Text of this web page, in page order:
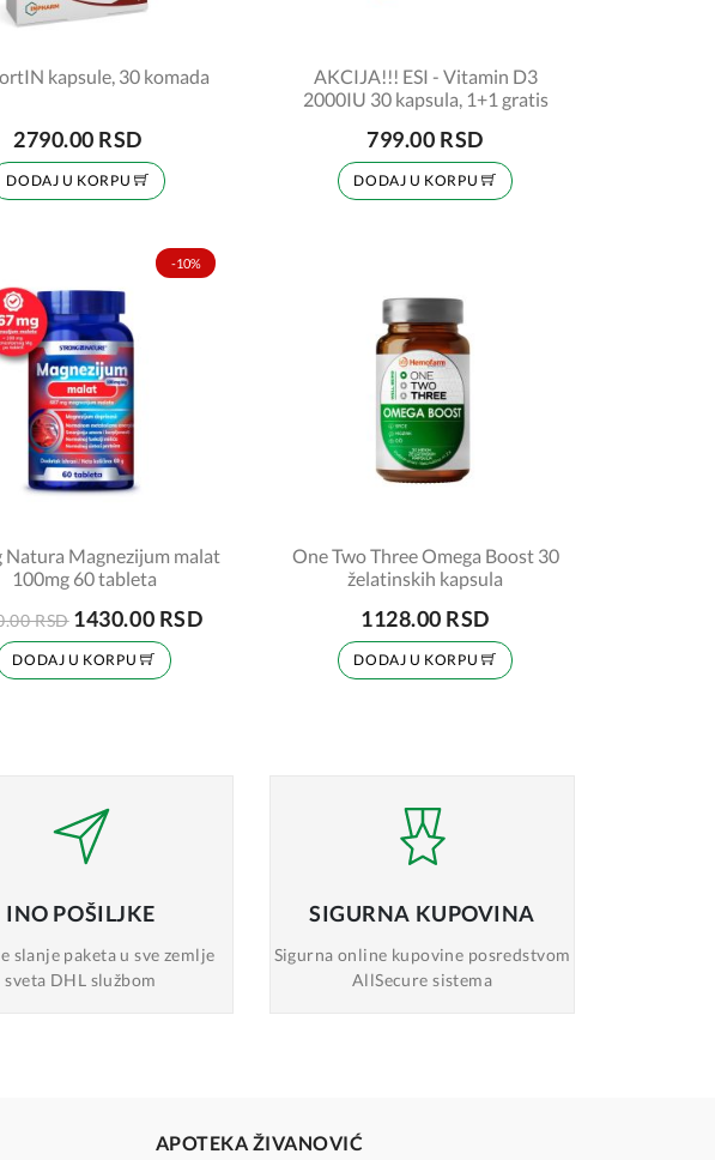
kapsule, 30 komada
2790.00 RSD
DODAJ U KORPU
AKCIJA!!! ESI - Vitamin D3
2000IU 30 kapsula, 1+1 gratis
799.00 RSD
DODAJ U KORPU
-10%
Natura Magnezijum malat
100mg 60 tableta
RSD 1430.00 RSD
DODAJ U KORPU
One Two Three Omega Boost 30
želatinskih kapsula
1128.00 RSD
DODAJ U KORPU
INO POŠILJKE
slanje paketa u sve zemlje
sveta DHL službom
SIGURNA KUPOVINA
Sigurna online kupovine posredstvom
AllSecure sistema
APOTEKA ŽIVANOVIĆ